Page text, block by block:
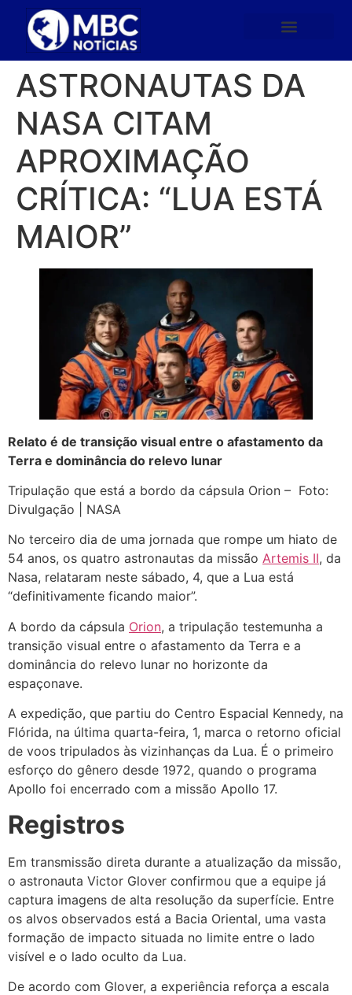
ASTRONAUTAS DA
NASA CITAM
APROXIMAÇÃO
CRÍTICA: “LUA ESTÁ
MAIOR”
Relato é de transição visual entre o afastamento da
Terra e dominância do relevo lunar
Tripulação que está a bordo da cápsula Orion – Foto:
Divulgação | NASA
No terceiro dia de uma jornada que rompe um hiato de
54 anos, os quatro astronautas da missão Artemis II, da
Nasa, relataram neste sábado, 4, que a Lua está
“definitivamente ficando maior”.
A bordo da cápsula Orion, a tripulação testemunha a
transição visual entre o afastamento da Terra e a
dominância do relevo lunar no horizonte da
espaçonave.
A expedição, que partiu do Centro Espacial Kennedy, na
Flórida, na última quarta-feira, 1, marca o retorno oficial
de voos tripulados às vizinhanças da Lua. É o primeiro
esforço do gênero desde 1972, quando o programa
Apollo foi encerrado com a missão Apollo 17.
Registros
Em transmissão direta durante a atualização da missão,
o astronauta Victor Glover confirmou que a equipe já
captura imagens de alta resolução da superfície. Entre
os alvos observados está a Bacia Oriental, uma vasta
formação de impacto situada no limite entre o lado
visível e o lado oculto da Lua.
De acordo com Glover, a experiência reforça a escala